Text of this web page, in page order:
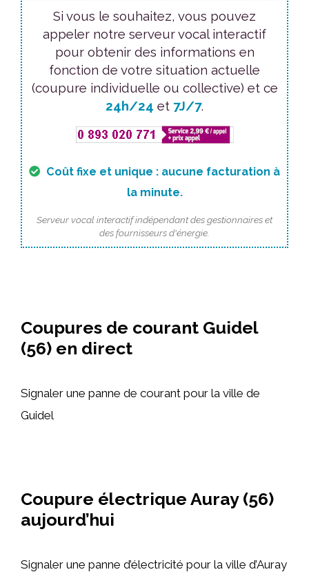
Si vous le souhaitez, vous pouvez
appeler notre serveur vocal interactif
pour obtenir des informations en
fonction de votre situation actuelle
(coupure individuelle ou collective) et ce
24h/24 et 7J/7.
Coût fixe et unique : aucune facturation à
la minute.
Serveur vocal interactif indépendant des gestionnaires et
des fournisseurs d'énergie.
Coupures de courant Guidel
(56) en direct
Signaler une panne de courant pour la ville de
Guidel
Coupure électrique Auray (56)
aujourd’hui
Signaler une panne d’électricité pour la ville d’Auray